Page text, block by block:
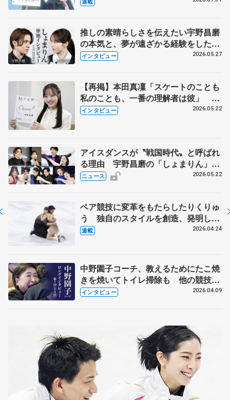
推しの素晴らしさを伝えたい宇野昌磨
の本気と、夢が遠ざかる経験をした本
田真凜の覚悟
インタビュー 2026.05.27
【再掲】本田真凜「スケートのことも
私のことも、一番の理解者は彼」 引
退時の単独インタビューで語った競技
インタビュー 2026.05.22
アイスダンスが〝戦国時代〟と呼ばれ
る理由 宇野昌磨の「しょまりん」ら
実力者が相次いで参戦 国内の競争激
ニュース 2026.05.22
ペア競技に変革をもたらしたりくりゅ
う 独自のスタイルを創造、発明した
【引退発表後②】
連載 2026.04.24
中野園子コーチ、教えるためにたこ焼
きを焼いてトイレ掃除も 他の競技に
も通用するという坂本花織の筋肉
インタビュー 2026.04.09